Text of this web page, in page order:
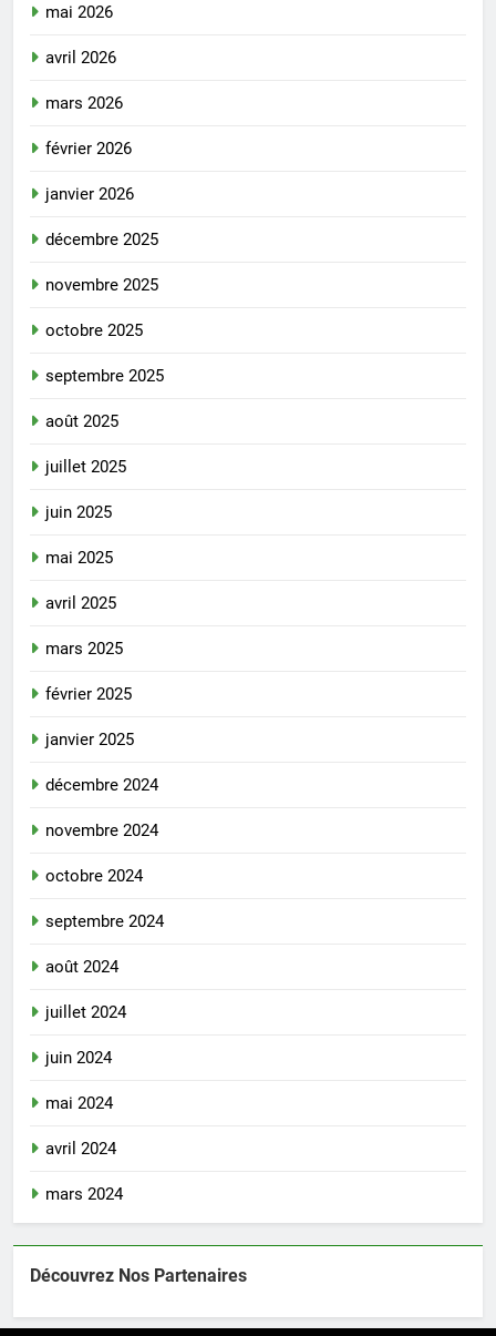
mai 2026
avril 2026
mars 2026
février 2026
janvier 2026
décembre 2025
novembre 2025
octobre 2025
septembre 2025
août 2025
juillet 2025
juin 2025
mai 2025
avril 2025
mars 2025
février 2025
janvier 2025
décembre 2024
novembre 2024
octobre 2024
septembre 2024
août 2024
juillet 2024
juin 2024
mai 2024
avril 2024
mars 2024
Découvrez Nos Partenaires